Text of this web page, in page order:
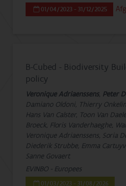
01/04/2023 - 31/12/2025
B-Cubed - Biodiversity
policy
Veronique Adriaenssens, Peter
Damiano Oldoni, Thierry
Hans Van Calster, Toon Van
Broeck, Floris Vanderhaeghe,
Veronique Adriaenssens, Soria
Diederik Strubbe, Emma
Sanne Govaert
EVINBO - Europees
01/03/2023 - 31/08/2026